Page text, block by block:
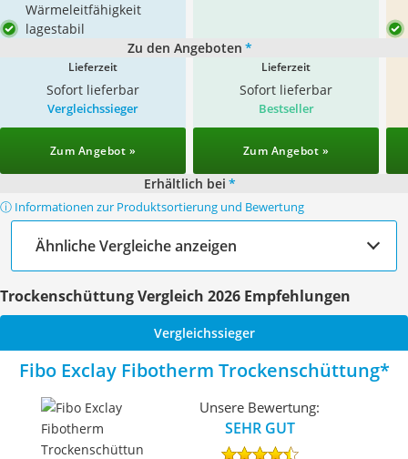
Wärmeleitfähigkeit
lagestabil
Zu den Angeboten *
Lieferzeit
Sofort lieferbar
Lieferzeit
Sofort lieferbar
Vergleichssieger
Zum Angebot »
Bestseller
Zum Angebot »
Erhältlich bei *
ⓘ Informationen zur Produktsortierung und Bewertung
Ähnliche Vergleiche anzeigen
Trockenschüttung Vergleich 2026 Empfehlungen
Vergleichssieger
Fibo Exclay Fibotherm Trockenschüttung
Unsere Bewertung:
SEHR GUT